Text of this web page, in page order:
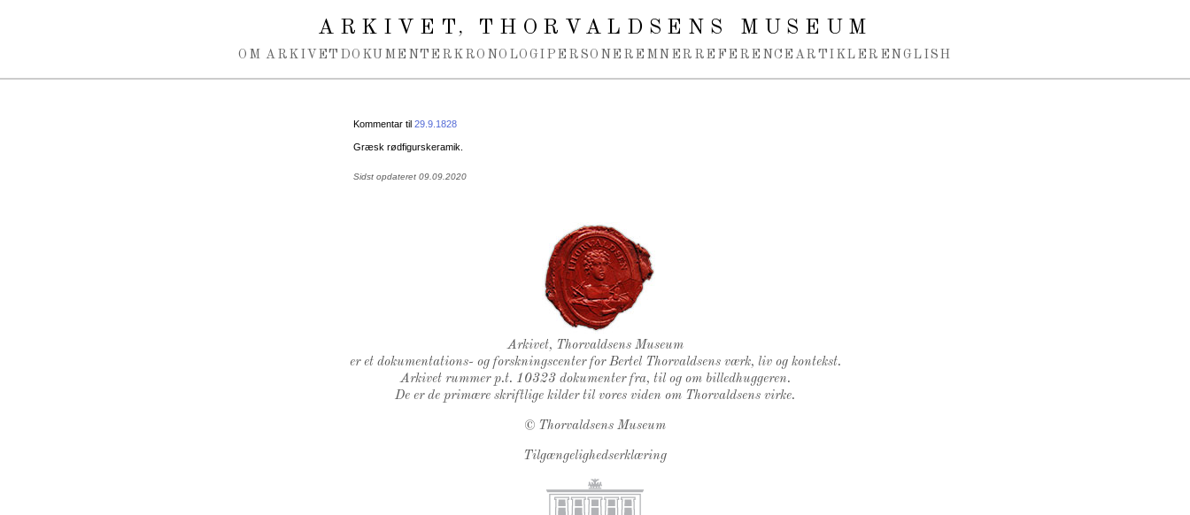
ARKIVET, THORVALDSENS MUSEUM
OM ARKIVET DOKUMENTER KRONOLOGI PERSONER EMNER REFERENCEARTIKLER ENGLISH
Kommentar til 29.9.1828
Græsk rødfigurskeramik.
Sidst opdateret 09.09.2020
Thorvaldsens Segl
Arkivet, Thorvaldsens Museum
er et dokumentations- og forskningscenter for Bertel Thorvaldsens værk, liv og kontekst.
Arkivet rummer p.t. 10323 dokumenter fra, til og om billedhuggeren.
De er de primære skriftlige kilder til vores viden om Thorvaldsens virke.
© Thorvaldsens Museum
Tilgængelighedserklæring